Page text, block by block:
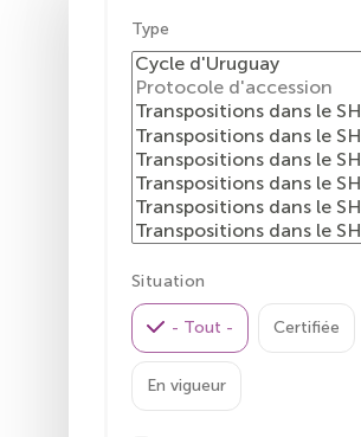
Type
Situation
- Tout - Certifiée
En vigueur